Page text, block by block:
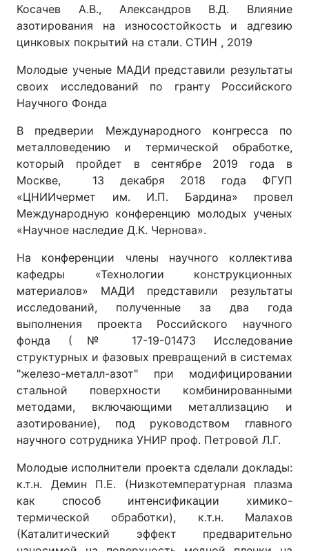
Косачев А.В., Александров В.Д. Влияние
азотирования на износостойкость и адгезию
цинковых покрытий на стали. СТИН , 2019
Молодые ученые МАДИ представили результаты
своих исследований по гранту Российского
Научного Фонда
В предверии Международного конгресса по
металловедению и термической обработке,
который пройдет в сентябре 2019 года в
Москве, 13 декабря 2018 года ФГУП
«ЦНИИчермет им. И.П. Бардина» провел
Международную конференцию молодых ученых
«Научное наследие Д.К. Чернова».
На конференции члены научного коллектива
кафедры «Технологии конструкционных
материалов» МАДИ представили результаты
исследований, полученные за два года
выполнения проекта Российского научного
фонда (№ 17-19-01473 Исследование
структурных и фазовых превращений в системах
"железо-металл-азот" при модифицировании
стальной поверхности комбинированными
методами, включающими металлизацию и
азотирование), под руководством главного
научного сотрудника УНИР проф. Петровой Л.Г.
Молодые исполнители проекта сделали доклады:
к.т.н. Демин П.Е. (Низкотемпературная плазма
как способ интенсификации химико-
термической обработки), к.т.н. Малахов
(Каталитический эффект предварительно